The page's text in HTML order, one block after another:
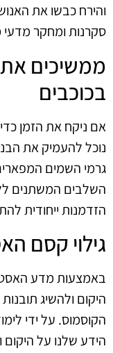
והירח כבשו את
סקרנות ומחקר
ממשיכים
בכוכבים
אם ניקח את הזמן
נוכל להעמיק את
גרמי השמים
השלבים המשתנים
הזדמנות ייחודית
גילוי קסם
באמצעות מדע
היקום ולהשיג
הקוסמוס. על ידי
הידע שלנו על